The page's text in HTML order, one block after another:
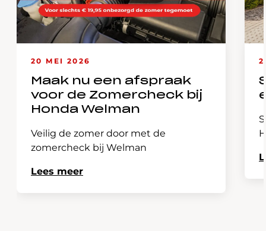
20 MEI 2026
Maak nu een afspraak
voor de Zomercheck bij
Honda Welman
Veilig de zomer door met de
zomercheck bij Welman
Lees meer